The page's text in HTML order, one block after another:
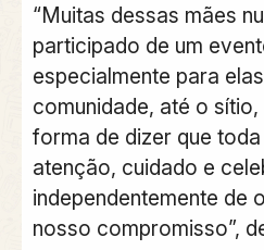
“Muitas dessas mães
participado de um
especialmente para
comunidade, até o
forma de dizer que
atenção, cuidado e
independentemente de
nosso compromisso”,